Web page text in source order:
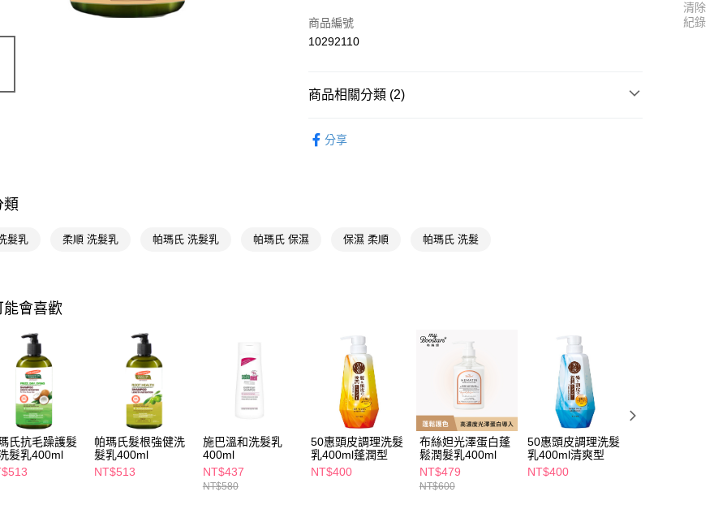
POYA支付
Apple Pay
１．簡單：不需註冊會員、不需綁卡、不需儲值。
２．便利：只要手機號碼，簡訊認證，即可結帳。
３．安心：先確認商品／服務後，再付款。
【「AFTEE先享後付」結帳流程】
１．於結帳方式選擇「AFTEE先享後付」後，將跳轉至「AFTEE先享後
付」結帳頁面，進行簡訊認證並確認金額後，即可完成結帳。
２．訂單成立數日內，您將收到繳費通知簡訊。
３．收到繳費通知簡訊後14天內，點擊此簡訊中的連結，可透過四大超商
／ATM／網路銀行／等多元方式進行付款，方視為交易完成。
※ 請注意：結帳手續完成當下不需立刻繳費，但若您需要取消訂單，請聯
運送方式
全家取貨付款
每筆NT$65，滿NT$390(含以上)免運費
付款後全家取貨
每筆NT$65，滿NT$390(含以上)免運費
商品編號
10292110
商品相關分類 (2)
分享
類
髮乳 柔順 洗髮乳 帕瑪氏 洗髮乳 帕瑪氏 保濕 保濕 柔順 帕瑪氏 洗髮
能會喜歡
氏抗毛躁護髮
髮乳400ml
帕瑪氏髮根強健洗
髮乳400ml
NT$513
施巴溫和洗髮乳
400ml
NT$437
NT$580
50惠頭皮調理洗髮
乳400ml蓬潤型
NT$400
布絲妲光澤蛋白蓬
鬆潤髮乳400ml
NT$479
NT$600
50惠頭皮調理洗髮
乳400ml清爽型
NT$400
清除
紀錄